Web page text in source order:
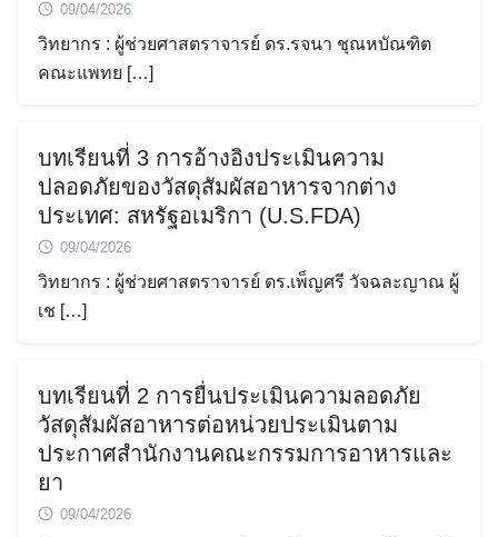
Search
09/04/2026
วิทยากร : ผู้ช่วยศาสตราจารย์ ดร.รจนา ชุณหบัณฑิต
คณะแพทย […]
บทเรียนที่ 3 การอ้างอิงประเมินความ
ปลอดภัยของวัสดุสัมผัสอาหารจากต่าง
ประเทศ: สหรัฐอเมริกา (U.S.FDA)
09/04/2026
วิทยากร : ผู้ช่วยศาสตราจารย์ ดร.เพ็ญศรี วัจฉละญาณ ผู้
เช […]
บทเรียนที่ 2 การยื่นประเมินความลอดภัย
วัสดุสัมผัสอาหารต่อหน่วยประเมินตาม
ประกาศสำนักงานคณะกรรมการอาหารและ
ยา
09/04/2026